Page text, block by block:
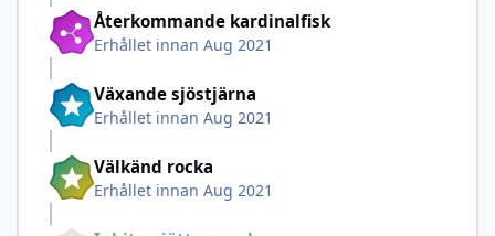
Återkommande kardinalfisk
Erhållet innan Aug 2021
Växande sjöstjärna
Erhållet innan Aug 2021
Välkänd rocka
Erhållet innan Aug 2021